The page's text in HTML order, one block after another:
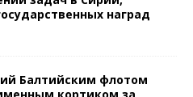
наград
Балтийским флотом
кортиком за